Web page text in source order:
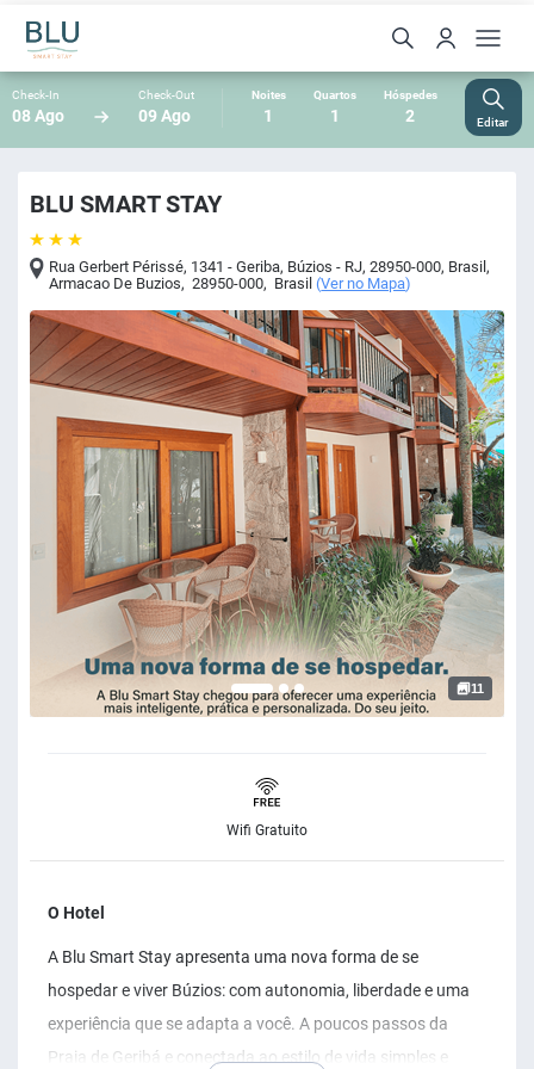
Check-In
08 Ago
Check-Out
09 Ago
Noites
1
Quartos
1
Hóspedes
2 Editar
BLU SMART STAY
Rua Gerbert Périssé, 1341 - Geriba, Búzios - RJ, 28950-000, Brasil,
Armacao De Buzios, 28950-000, Brasil (Ver no Mapa)
11
Wifi Gratuito
O Hotel
A Blu Smart Stay apresenta uma nova forma de se
hospedar e viver Búzios: com autonomia, liberdade e uma
experiência que se adapta a você. A poucos passos da
Praia de Geribá e conectada ao estilo de vida simples e